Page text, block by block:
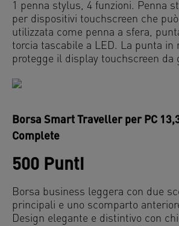
1 penna stylus, 4 funzioni. Penna
per dispositivi touchscreen che
utilizzata come penna a sfera,
torcia tascabile a LED. La punta in
protegge il display touchscreen da
Borsa Smart Traveller per PC
Complete
500 Punti
Borsa business leggera con due
principali e uno scomparto
Design elegante e distintivo con